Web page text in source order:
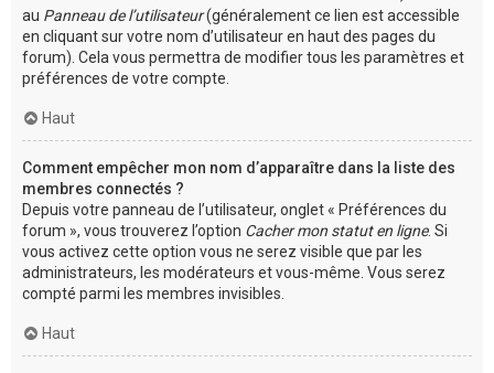
au Panneau de l’utilisateur(généralement ce lien est accessible
en cliquant sur votre nom d’utilisateur en haut des pages du
forum). Cela vous permettra de modifier tous les paramètres et
préférences de votre compte.
Haut
Comment empêcher mon nom d’apparaître dans la liste des
membres connectés ?
Depuis votre panneau de l’utilisateur, onglet « Préférences du
forum », vous trouverez l’option Cacher mon statut en ligne. Si
vous activez cette option vous ne serez visible que par les
administrateurs, les modérateurs et vous-même. Vous serez
compté parmi les membres invisibles.
Haut